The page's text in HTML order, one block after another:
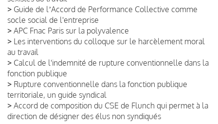
> Guide de lʼAccord de Performance Collective comme
socle social de l'entreprise
> APC Fnac Paris sur la polyvalence
> Les interventions du colloque sur le harcèlement moral
au travail
> Calcul de l'indemnité de rupture conventionnelle dans la
fonction publique
> Rupture conventionnelle dans la fonction publique
territoriale, un guide syndical
> Accord de composition du CSE de Flunch qui permet à la
direction de désigner des élus non syndiqués